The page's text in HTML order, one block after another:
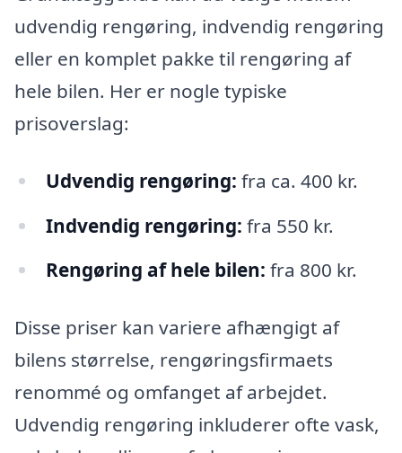
udvendig rengøring, indvendig rengøring
eller en komplet pakke til rengøring af
hele bilen. Her er nogle typiske
prisoverslag:
Udvendig rengøring: fra ca. 400 kr.
Indvendig rengøring: fra 550 kr.
Rengøring af hele bilen: fra 800 kr.
Disse priser kan variere afhængigt af
bilens størrelse, rengøringsfirmaets
renommé og omfanget af arbejdet.
Udvendig rengøring inkluderer ofte vask,